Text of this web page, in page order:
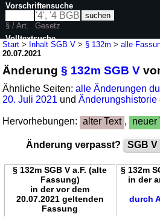
Start > Inhalt SGB V > § 132m >alle
20.07.2021
Änderung§ 132m SGB V
Ähnliche Seiten:alle Änderungen
20. Juli 2021 undÄnderungshistorie
Hervorhebungen: alter Text , neuer
Änderung verpasst? SGB
§ 132m SGB V a.F. (alte
Fassung)
in der vor dem
20.07.2021 geltenden
Fassung
§ 132m
in der
durch
Vorschriftensuche
§ / Art.
Gesetz
Volltextsuche